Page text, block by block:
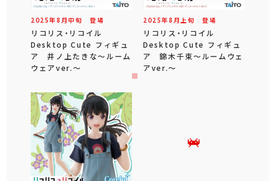
2025年8 月中旬 登場
リコリス・リコイル
Desktop Cute フィギュ
ア 井ノ上たきな～ルーム
ウェアver.～
2025年8 月 上旬 登場
リコリス・リコイル
Desktop Cute フィギュ
ア 錦木千束～ルームウェ
アver.～